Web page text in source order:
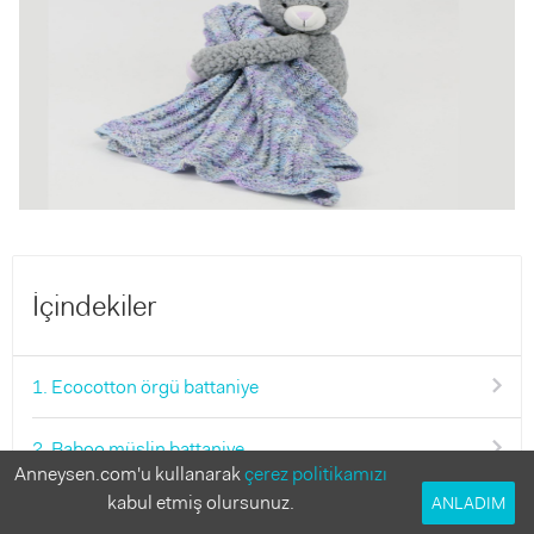
İçindekiler
1. Ecocotton örgü battaniye
2. Baboo müslin battaniye
3. Alize Puffy battaniye
Anneysen.com'u kullanarakçerez politikamızı
kabul etmiş olursunuz.
ANLADIM